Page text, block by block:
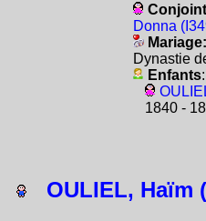
Conjoint
Donna
Mariage:
Dynastie
Enfants:
1840 -
OULIEL, Haïm